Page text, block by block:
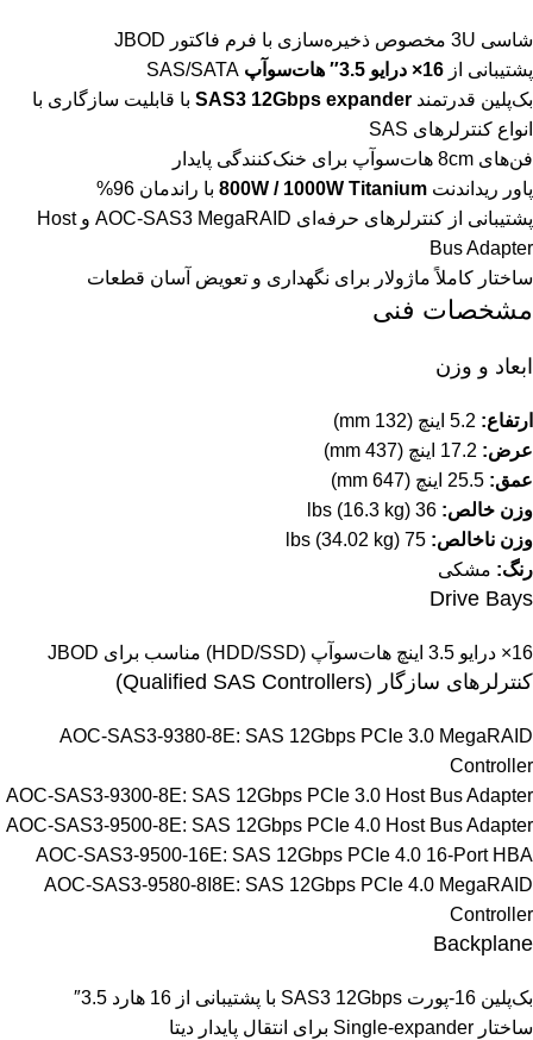
شاسی 3U مخصوص ذخیره‌سازی با فرم فاکتور JBOD
پشتیبانی از 16× درایو 3.5″ هات‌سوآپ
بک‌پلین قدرتمند SAS3 12Gbps expander با قابلیت سازگاری با
انواع کنترلرهای SAS
فن‌های 8cm هات‌سوآپ برای خنک‌کنندگی پایدار
پاور ریداندنت 800W / 1000W Titanium با راندمان 96%
پشتیبانی از کنترلرهای حرفه‌ای AOC-SAS3 MegaRAID و Host
Bus Adapter
ساختار کاملاً ماژولار برای نگهداری و تعویض آسان قطعات
مشخصات فنی
ابعاد و وزن
ارتفاع:
عرض:
عمق:
وزن خالص:
وزن ناخالص:
رنگ: مشکی
Drive Bays
16× درایو 3.5 اینچ هات‌سوآپ (HDD/SSD) مناسب برای JBOD
کنترلرهای سازگار (Qualified SAS Controllers)
AOC-SAS3-9380-8E: SAS 12Gbps PCIe 3.0 MegaRAID
Controller
AOC-SAS3-9300-8E: SAS 12Gbps PCIe 3.0 Host Bus Adapter
AOC-SAS3-9500-8E: SAS 12Gbps PCIe 4.0 Host Bus Adapter
AOC-SAS3-9500-16E: SAS 12Gbps PCIe 4.0 16-Port HBA
AOC-SAS3-9580-8I8E: SAS 12Gbps PCIe 4.0 MegaRAID
Controller
Backplane
بک‌پلین 16-پورت SAS3 12Gbps با پشتیبانی از 16 هارد 3.5″
ساختار Single-expander برای انتقال پایدار دیتا